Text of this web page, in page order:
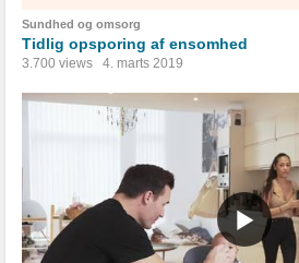
Sundhed og omsorg
Tidlig opsporing af ensomhed
3.700 views 4. marts 2019